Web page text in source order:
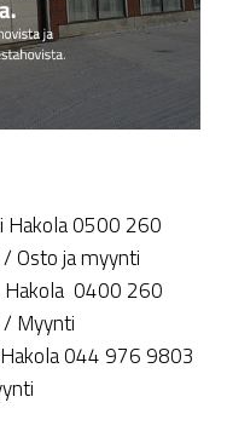
Hakola 0500 260
Osto ja myynti
Hakola 0400 260
Myynti
044 976 9803